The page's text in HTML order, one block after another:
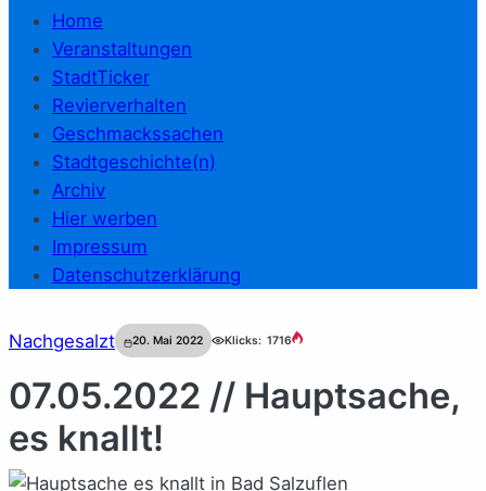
Home
Veranstaltungen
StadtTicker
Revierverhalten
Geschmackssachen
Stadtgeschichte(n)
Archiv
Hier werben
Impressum
Datenschutzerklärung
Nachgesalzt 20. Mai 2022 Klicks: 1716
07.05.2022 // Hauptsache,
es knallt!